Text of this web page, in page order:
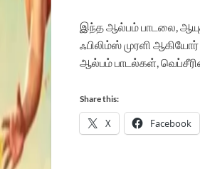
இந்த ஆல்பம் பாடலை,
ஃபிலிம்ஸ் முரளி
ஆல்பம் பாடல்கள்,
Share this:
X Facebook